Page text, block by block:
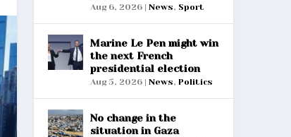
Aug 6, 2026| News, Sport
Marine Le Pen might win
the next French
presidential election
Aug 5, 2026| News, Politics
No change in the
situation in Gaza